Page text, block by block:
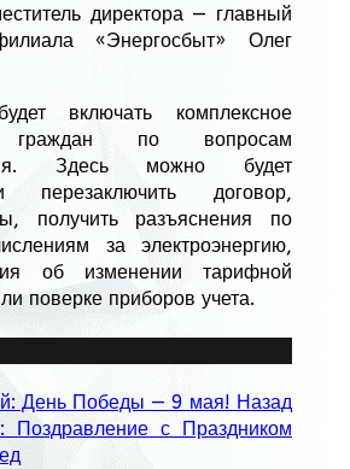
директора — главный
«Энергосбыт» Олег
включать комплексное
граждан по вопросам
Здесь можно будет
перезаключить договор,
получить разъяснения по
за электроэнергию,
об изменении тарифной
поверке приборов учета.
День Победы — 9 мая! Назад
Поздравление с Праздником